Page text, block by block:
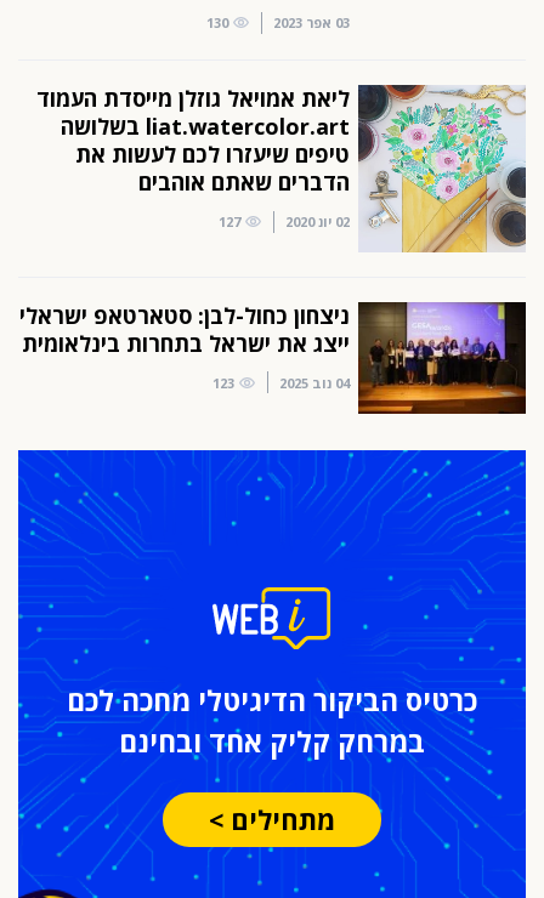
03 אפר 2023 130
ליאת אמויאל גוזלן מייסדת העמוד
liat.watercolor.art בשלושה
טיפים שיעזרו לכם לעשות את
הדברים שאתם אוהבים
02 יונ 2020 127
ניצחון כחול-לבן: סטארטאפ ישראלי
ייצג את ישראל בתחרות בינלאומית
04 נוב 2025 123
כרטיס הביקור הדיגיטלי מחכה לכם
במרחק קליק אחד ובחינם
מתחילים >